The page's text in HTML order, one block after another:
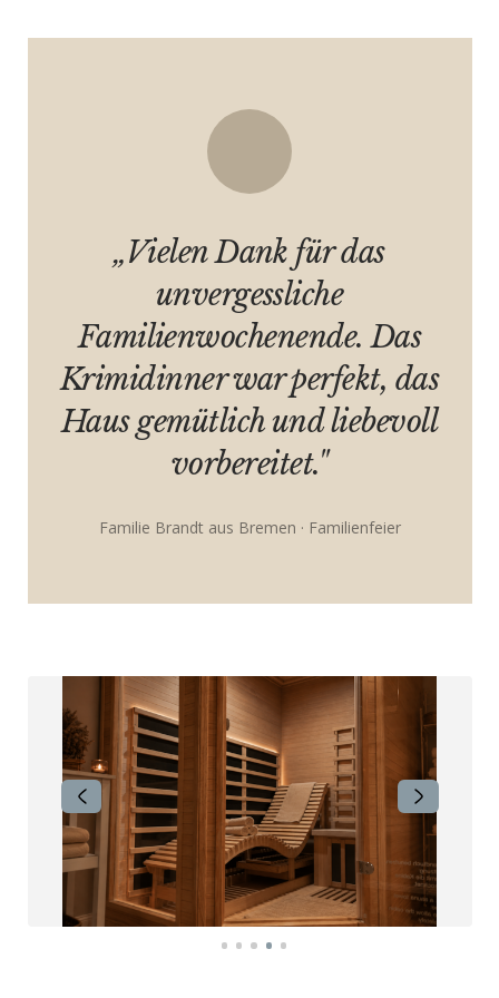
„Vielen Dank für das
unvergessliche
Familienwochenende. Das
Krimidinner war perfekt, das
Haus gemütlich und liebevoll
vorbereitet."
Familie Brandt aus Bremen · Familienfeier